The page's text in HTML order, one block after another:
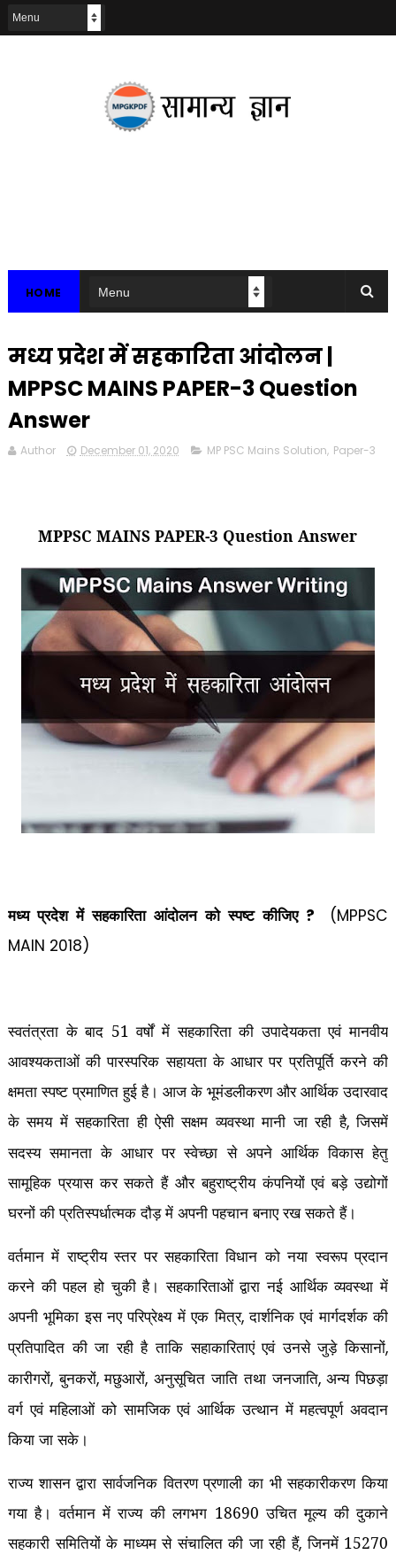
HOME
मध्य प्रदेश में सहकारिता आंदोलन |
MPPSC MAINS PAPER-3 Question
Answer
Author December 01, 2020 MP PSC Mains Solution, Paper-3
MPPSC MAINS PAPER-3 Question Answer
मध्य प्रदेश में सहकारिता आंदोलन को स्पष्ट कीजिए ?
(MPPSC
MAIN 2018)
स्वतंत्रता के बाद 51 वर्षों में सहकारिता की उपादेयकता एवं मानवीय
आवश्यकताओं की पारस्परिक सहायता के आधार पर प्रतिपूर्ति करने की
क्षमता स्पष्ट प्रमाणित हुई है। आज के भूमंडलीकरण और आर्थिक उदारवाद
के समय में सहकारिता ही ऐसी सक्षम व्यवस्था मानी जा रही है,जिसमें
सदस्य समानता के आधार पर स्वेच्छा से अपने आर्थिक विकास हेतु
सामूहिक प्रयास कर सकते हैं और बहुराष्ट्रीय कंपनियों एवं बड़े उद्योगों
घरनों की प्रतिस्पर्धात्मक दौड़ में अपनी पहचान बनाए रख सकते हैं।
वर्तमान में राष्ट्रीय स्तर पर सहकारिता विधान को नया स्वरूप प्रदान
करने की पहल हो चुकी है। सहकारिताओं द्वारा नई आर्थिक व्यवस्था में
अपनी भूमिका इस नए परिप्रेक्ष्य में एक मित्र,दार्शनिक एवं मार्गदर्शक की
प्रतिपादित की जा रही है ताकि सहाकारिताएं एवं उनसे जुड़े किसानों,
कारीगरों,बुनकरों,मछुआरों,अनुसूचित जाति तथा जनजाति,अन्य पिछड़ा
वर्ग एवं महिलाओं को सामजिक एवं आर्थिक उत्थान में महत्वपूर्ण अवदान
किया जा सके।
राज्य शासन द्वारा सार्वजनिक वितरण प्रणाली का भी सहकारीकरण किया
गया है। वर्तमान में राज्य की लगभग 18690 उचित मूल्य की दुकाने
सहकारी समितियों के माध्यम से संचालित की जा रही हैं,जिनमें 15270